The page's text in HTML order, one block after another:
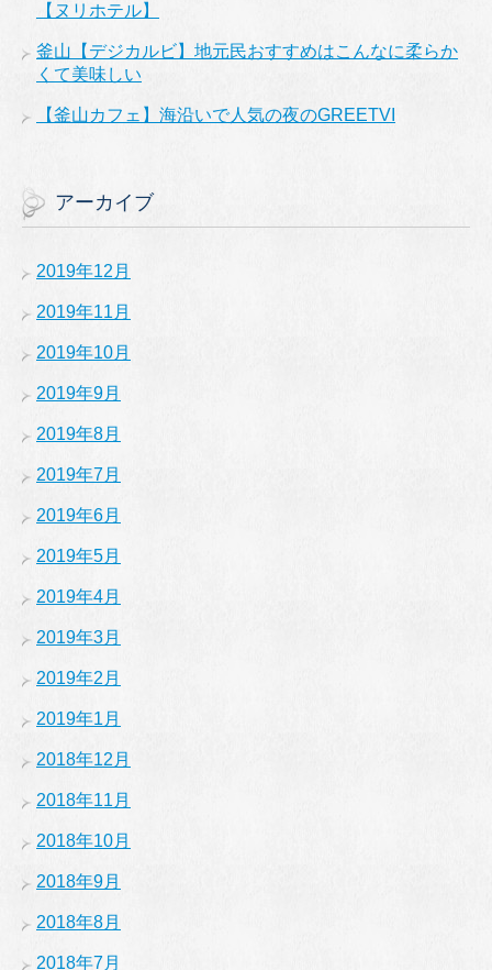
【ヌリホテル】
釜山【デジカルビ】地元民おすすめはこんなに柔らか
くて美味しい
【釜山カフェ】海沿いで人気の夜のGREETVI
アーカイブ
2019年12月
2019年11月
2019年10月
2019年9月
2019年8月
2019年7月
2019年6月
2019年5月
2019年4月
2019年3月
2019年2月
2019年1月
2018年12月
2018年11月
2018年10月
2018年9月
2018年8月
2018年7月